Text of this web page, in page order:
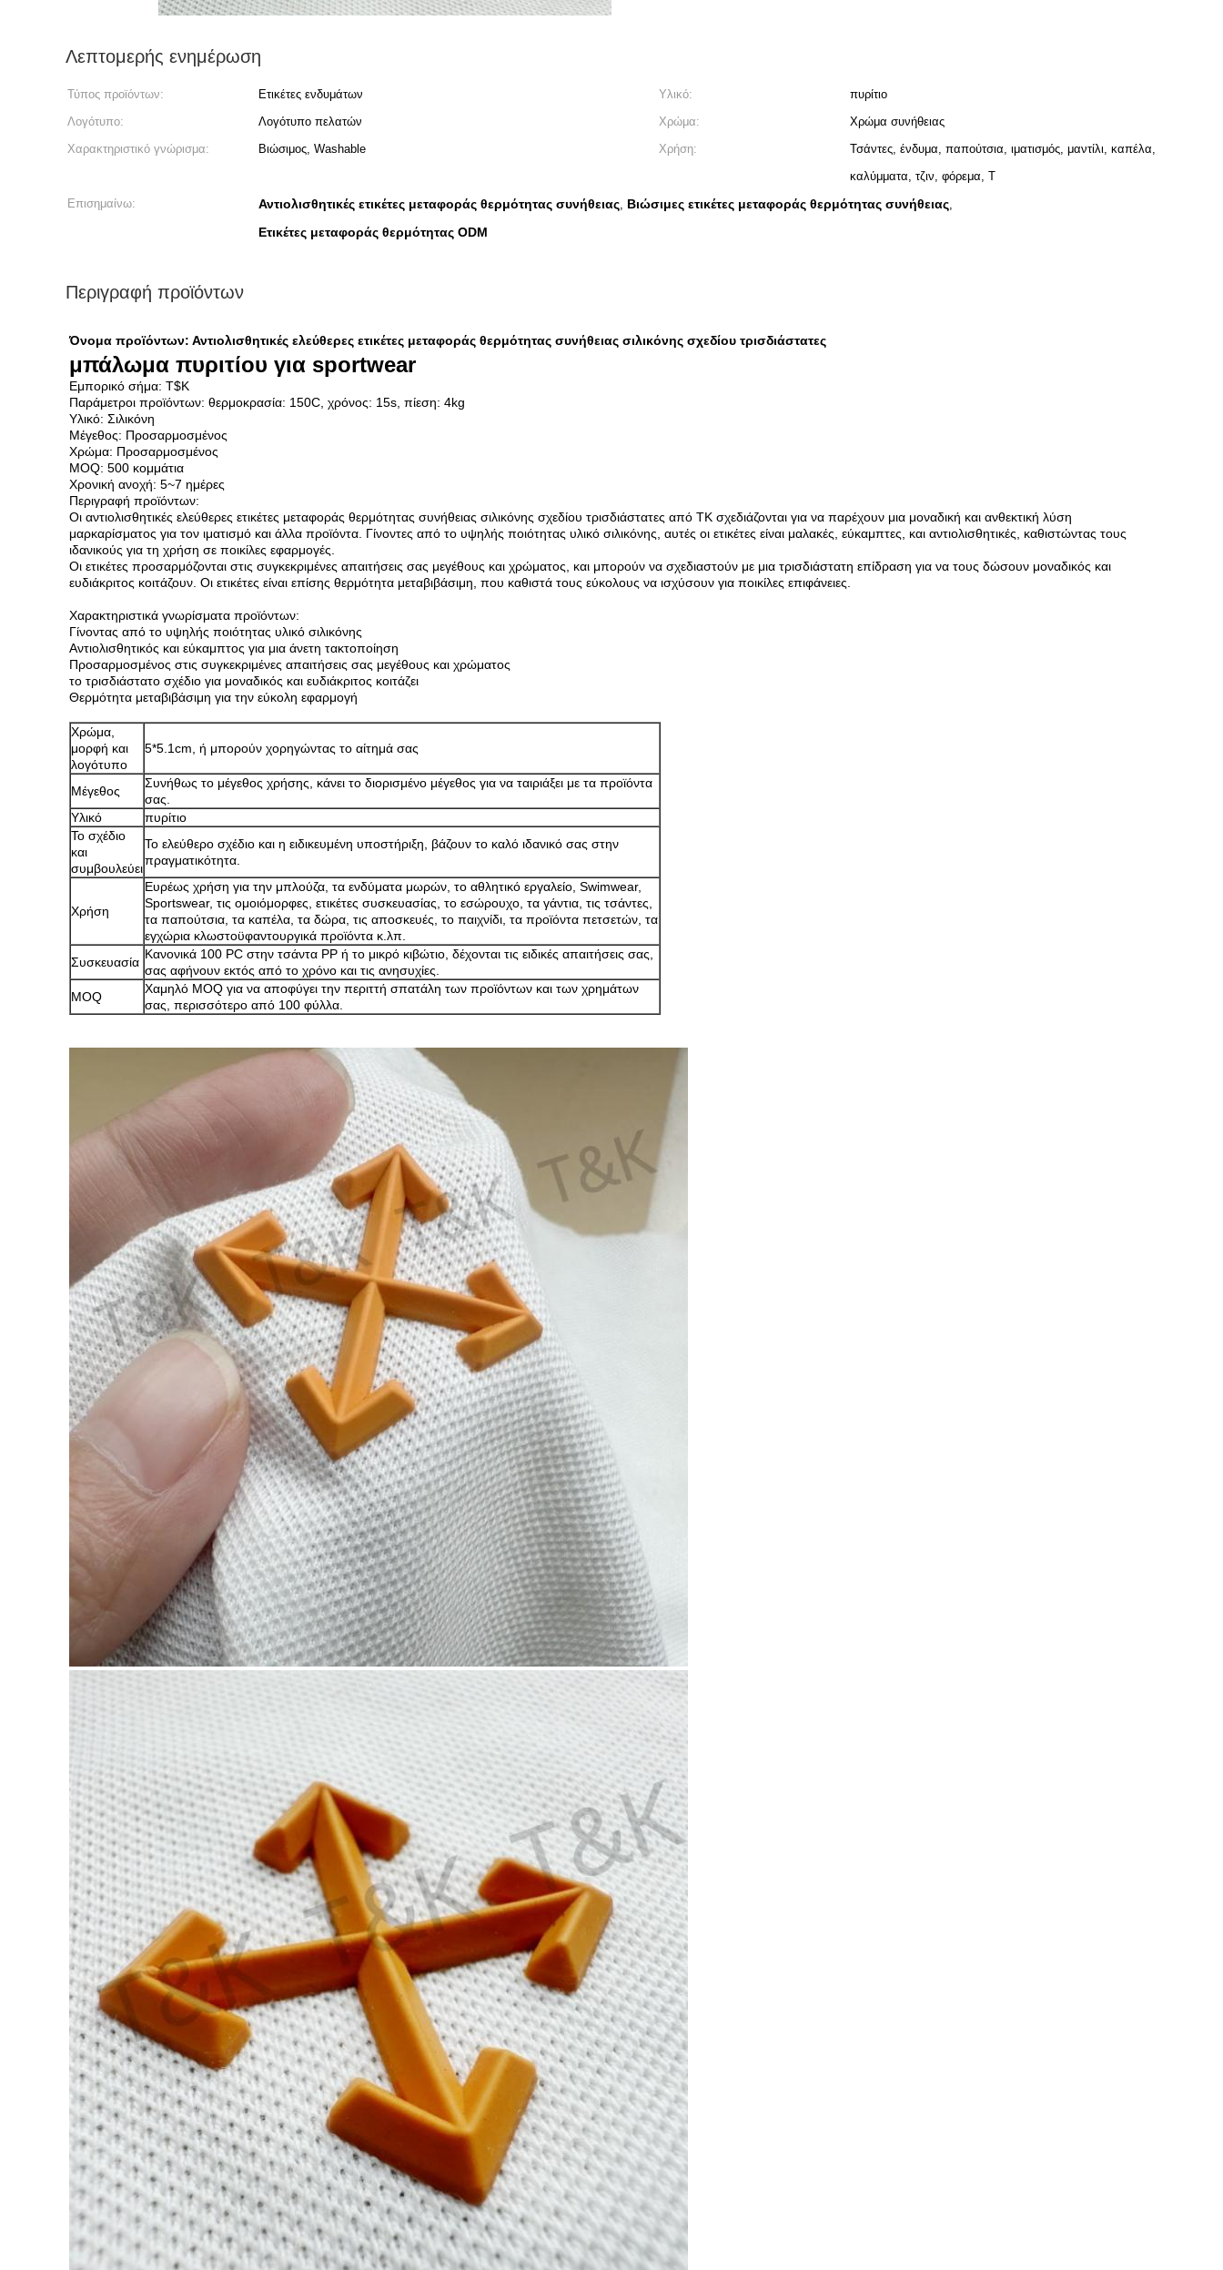
Λεπτομερής ενημέρωση
Τύπος προϊόντων: Ετικέτες ενδυμάτων Υλικό:
πυρίτιο
Λογότυπο:
Λογότυπο πελατών Χρώμα:
Χρώμα συνήθειας
Χαρακτηριστικό γνώρισμα:
Βιώσιμος, Washable Χρήση:
Τσάντες, ένδυμα, παπούτσια, ιματισμός, μαντίλι, καπέλα,
καλύμματα, τζιν, φόρεμα, Τ
Επισημαίνω:
Αντιολισθητικές ετικέτες μεταφοράς θερμότητας συνήθειας, Βιώσιμες ετικέτες μεταφοράς θερμότητας συνήθειας,
Ετικέτες μεταφοράς θερμότητας ODM
Περιγραφή προϊόντων
Όνομα προϊόντων: Αντιολισθητικές ελεύθερες ετικέτες μεταφοράς θερμότητας συνήθειας σιλικόνης σχεδίου τρισδιάστατες
μπάλωμα πυριτίου για sportwear
Εμπορικό σήμα: T$K
Παράμετροι προϊόντων: θερμοκρασία: 150C, χρόνος: 15s, πίεση: 4kg
Υλικό: Σιλικόνη
Μέγεθος: Προσαρμοσμένος
Χρώμα: Προσαρμοσμένος
MOQ: 500 κομμάτια
Χρονική ανοχή: 5~7 ημέρες
Περιγραφή προϊόντων:
Οι αντιολισθητικές ελεύθερες ετικέτες μεταφοράς θερμότητας συνήθειας σιλικόνης σχεδίου τρισδιάστατες από TK σχεδιάζονται για να παρέχουν μια μοναδική και ανθεκτική λύση
μαρκαρίσματος για τον ιματισμό και άλλα προϊόντα. Γίνοντες από το υψηλής ποιότητας υλικό σιλικόνης, αυτές οι ετικέτες είναι μαλακές, εύκαμπτες, και αντιολισθητικές, καθιστώντας τους
ιδανικούς για τη χρήση σε ποικίλες εφαρμογές.
Οι ετικέτες προσαρμόζονται στις συγκεκριμένες απαιτήσεις σας μεγέθους και χρώματος, και μπορούν να σχεδιαστούν με μια τρισδιάστατη επίδραση για να τους δώσουν μοναδικός και
ευδιάκριτος κοιτάζουν. Οι ετικέτες είναι επίσης θερμότητα μεταβιβάσιμη, που καθιστά τους εύκολους να ισχύσουν για ποικίλες επιφάνειες.
Χαρακτηριστικά γνωρίσματα προϊόντων:
Γίνοντας από το υψηλής ποιότητας υλικό σιλικόνης
Αντιολισθητικός και εύκαμπτος για μια άνετη τακτοποίηση
Προσαρμοσμένος στις συγκεκριμένες απαιτήσεις σας μεγέθους και χρώματος
το τρισδιάστατο σχέδιο για μοναδικός και ευδιάκριτος κοιτάζει
Θερμότητα μεταβιβάσιμη για την εύκολη εφαρμογή
Χρώμα,
μορφή και
λογότυπο
5*5.1cm, ή μπορούν χορηγώντας το αίτημά σας
Μέγεθος
Συνήθως το μέγεθος χρήσης, κάνει το διορισμένο μέγεθος για να ταιριάξει με τα προϊόντα
σας.
Υλικό
πυρίτιο
Το σχέδιο
και
συμβουλεύει
Το ελεύθερο σχέδιο και η ειδικευμένη υποστήριξη, βάζουν το καλό ιδανικό σας στην
πραγματικότητα.
Χρήση
Ευρέως χρήση για την μπλούζα, τα ενδύματα μωρών, το αθλητικό εργαλείο, Swimwear,
Sportswear, τις ομοιόμορφες, ετικέτες συσκευασίας, το εσώρουχο, τα γάντια, τις τσάντες,
τα παπούτσια, τα καπέλα, τα δώρα, τις αποσκευές, το παιχνίδι, τα προϊόντα πετσετών, τα
εγχώρια κλωστοϋφαντουργικά προϊόντα κ.λπ.
Συσκευασία
Κανονικά 100 PC στην τσάντα PP ή το μικρό κιβώτιο, δέχονται τις ειδικές απαιτήσεις σας,
σας αφήνουν εκτός από το χρόνο και τις ανησυχίες.
MOQ
Χαμηλό MOQ για να αποφύγει την περιττή σπατάλη των προϊόντων και των χρημάτων
σας, περισσότερο από 100 φύλλα.